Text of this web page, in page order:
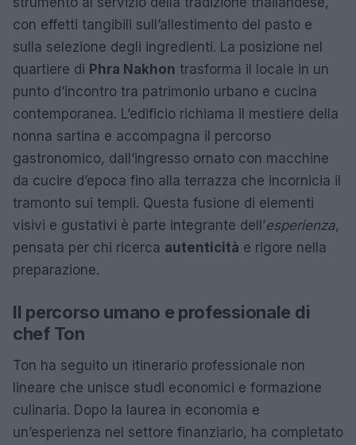
con effetti tangibili sull’allestimento del pasto e
sulla selezione degli ingredienti. La posizione nel
quartiere di Phra Nakhon trasforma il locale in un
punto d’incontro tra patrimonio urbano e cucina
contemporanea. L’edificio richiama il mestiere della
nonna sartina e accompagna il percorso
gastronomico, dall’ingresso ornato con macchine
da cucire d’epoca fino alla terrazza che incornicia il
tramonto sui templi. Questa fusione di elementi
visivi e gustativi è parte integrante dell’esperienza,
pensata per chi ricerca autenticità e rigore nella
preparazione.
Il percorso umano e professionale di
chef Ton
Ton ha seguito un itinerario professionale non
lineare che unisce studi economici e formazione
culinaria. Dopo la laurea in economia e
un’esperienza nel settore finanziario, ha completato